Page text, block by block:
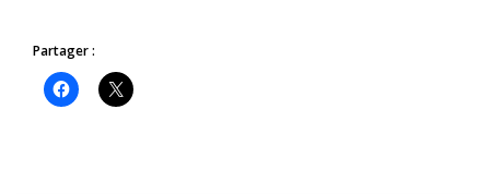
Partager :